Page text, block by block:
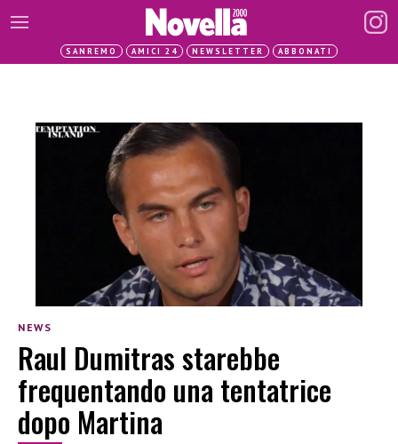
SANREMO AMICI 24 NEWSLETTER ABBONATI
NEWS
Raul Dumitras starebbe
frequentando una tentatrice
dopo Martina